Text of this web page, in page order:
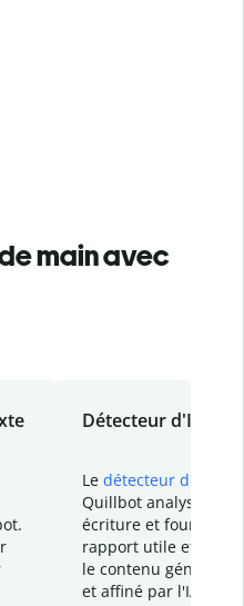
main avec
Détecteur d'IA
Le détecteur d'IA
Quillbot analyse votre
écriture et fournit un
rapport utile et
le contenu généré
et affiné par l'IA